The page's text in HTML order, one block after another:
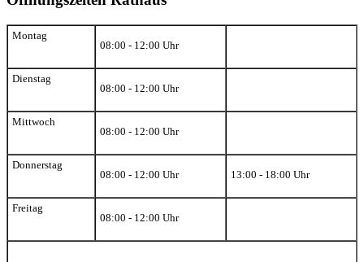
Montag
08:00 - 12:00 Uhr
Dienstag
08:00 - 12:00 Uhr
Mittwoch
08:00 - 12:00 Uhr
Donnerstag
08:00 - 12:00 Uhr
13:00 - 18:00 Uhr
Freitag
08:00 - 12:00 Uhr